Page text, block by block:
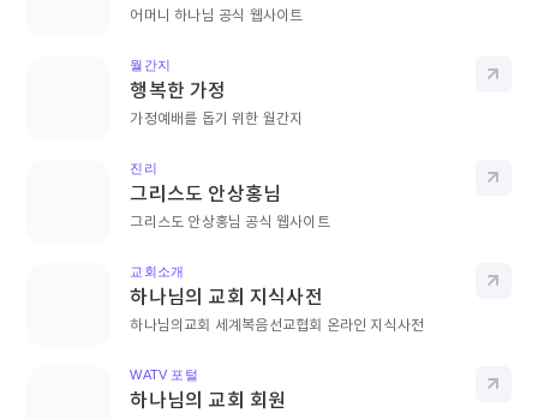
어머니 하나님 공식 웹사이트
월간지
행복한 가정
가정예배를 돕기 위한 월간지
바로
진리
그리스도 안상홍님
그리스도 안상홍님 공식 웹사이트
바로
교회소개
하나님의 교회 지식사전
하나님의교회 세계복음선교협회 온라인 지식사전
바로
WATV 포털
하나님의 교회 회원 바로